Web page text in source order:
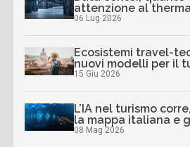
attenzione al
06 Lug 2026
Ecosistemi travel-
nuovi modelli per il
15 Giu 2026
L’IA nel turismo
la mappa italiana e
08 Mag 2026